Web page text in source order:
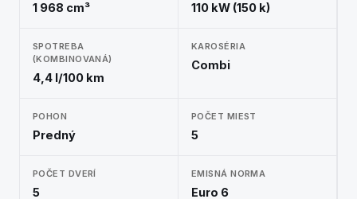
1 968 cm³ 110 kW (150 k)
SPOTREBA
(KOMBINOVANÁ)
4,4 l/100 km
KAROSÉRIA
Combi
POHON
Predný
POČET MIEST
5
POČET DVERÍ
5
EMISNÁ NORMA
Euro 6